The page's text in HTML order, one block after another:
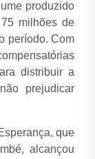
produzido
milhões de
período. Com
distribuir a
prejudicar
que
alcançou